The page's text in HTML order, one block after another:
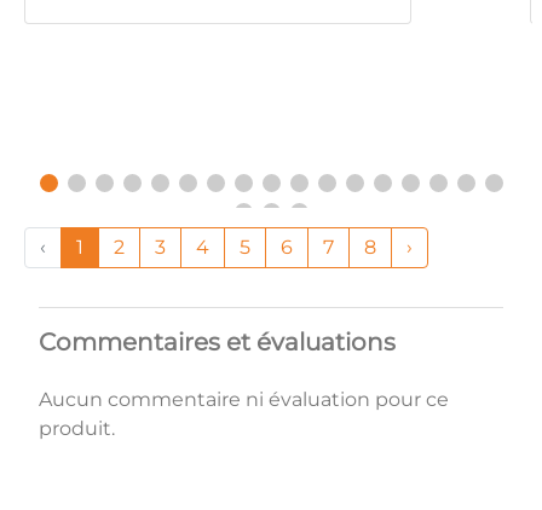
‹ 1 2 3 4 5 6 7 8 ›
Commentaires et évaluations
Aucun commentaire ni évaluation pour ce
produit.